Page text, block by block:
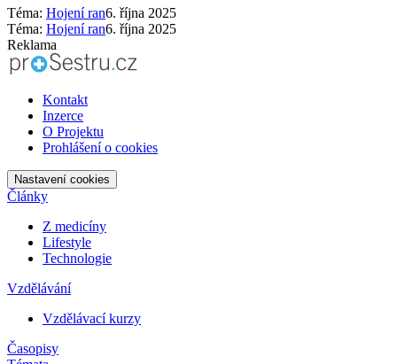
Téma: Hojení ran6. října 2025
Téma: Hojení ran6. října 2025
Reklama
Kontakt
Inzerce
O Projektu
Prohlášení o cookies
Nastavení cookies
Články
Z medicíny
Lifestyle
Technologie
Vzdělávání
Vzdělávací kurzy
Časopisy